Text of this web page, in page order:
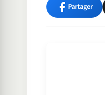
Partager